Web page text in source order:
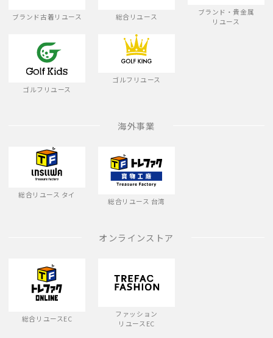
ブランド古着リユース 総合リユース
ブランド・貴金属
リユース
ゴルフリユース
ゴルフリユース
海外事業
総合リユース タイ
総合リユース 台湾
オンラインストア
総合リユースEC
ファッション
リユースEC